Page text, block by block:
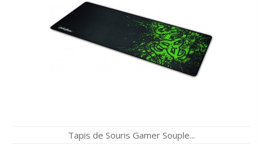
Tapis de Souris Gamer Souple...